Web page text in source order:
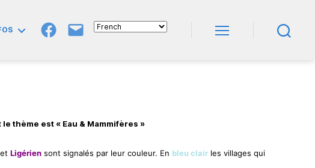
GroupeE-
thème est « Eau & Mammifères »
et Ligérien sont signalés par leur couleur. En bleu clair les villages qui